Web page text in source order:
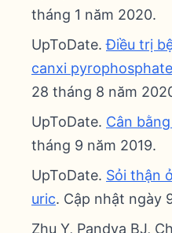
tháng 1 năm 2020.
UpToDate.Điều trị
canxi
28 tháng 8 năm
UpToDate. Cân
tháng 9 năm 2019.
UpToDate. Sỏi thận
uric. Cập nhật ngày
Zhu Y, Pandya BJ,